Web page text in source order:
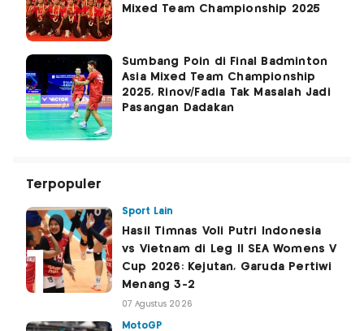
Mixed Team Championship 2025
Sumbang Poin di Final Badminton
Asia Mixed Team Championship
2025, Rinov/Fadia Tak Masalah Jadi
Pasangan Dadakan
Terpopuler
Sport Lain
Hasil Timnas Voli Putri Indonesia
vs Vietnam di Leg II SEA Womens V
Cup 2026: Kejutan, Garuda Pertiwi
Menang 3-2
07 Agustus 2026
MotoGP